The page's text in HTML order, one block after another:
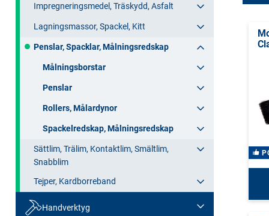
Impregneringsmedel, Träskydd, Asfalt
Lagningsmassor, Spackel, Kitt
Penslar, Spacklar, Målningsredskap
Målningsborstar
Penslar
Rollers, Målardynor
Spackelredskap, Målningsredskap
Sättlim, Trälim, Kontaktlim, Smältlim,
Snabblim
Tejper, Kardborreband
Handverktyg